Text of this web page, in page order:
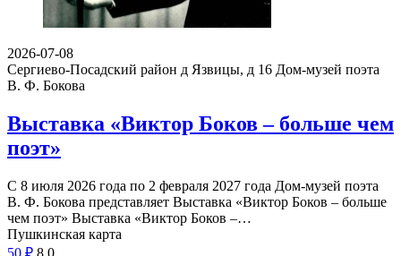
2026-07-08
Сергиево-Посадский район д Язвицы, д 16 Дом-музей поэта
В. Ф. Бокова
Выставка «Виктор Боков – больше чем
поэт»
С 8 июля 2026 года по 2 февраля 2027 года Дом-музей поэта
В. Ф. Бокова представляет Выставка «Виктор Боков – больше
чем поэт» Выставка «Виктор Боков –…
Пушкинская карта
50 ₽ 8 0